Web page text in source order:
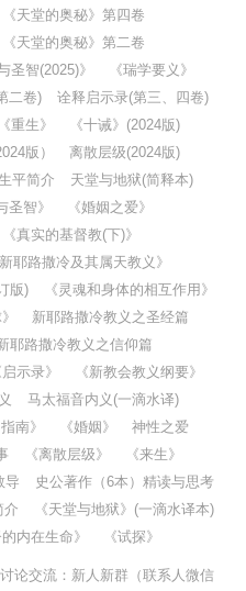
《天堂的奥秘》第四卷
《天堂的奥秘》第二卷
圣智(2025)》
《瑞学要义》
二卷)
诠释启示录(第三、四卷)
《重生》
《十诫》(2024版)
版）
离散层级(2024版)
平简介
天堂与地狱(简释本)
圣智》
《婚姻之爱》
《真实的基督教(下)》
新耶路撒冷及其属天教义》
版)
《灵魂和身体的相互作用》
新耶路撒冷教义之圣经篇
耶路撒冷教义之信仰篇
示录》
《新教会教义纲要》
马太福音内义(一滴水译)
南》 《婚姻》
神性之爱
《离散层级》
《来生》
导
史公著作（6本）精读与思考
介
《天堂与地狱》(一滴水译本)
内在生命》 《试探》
交流：新人新群（联系人微信